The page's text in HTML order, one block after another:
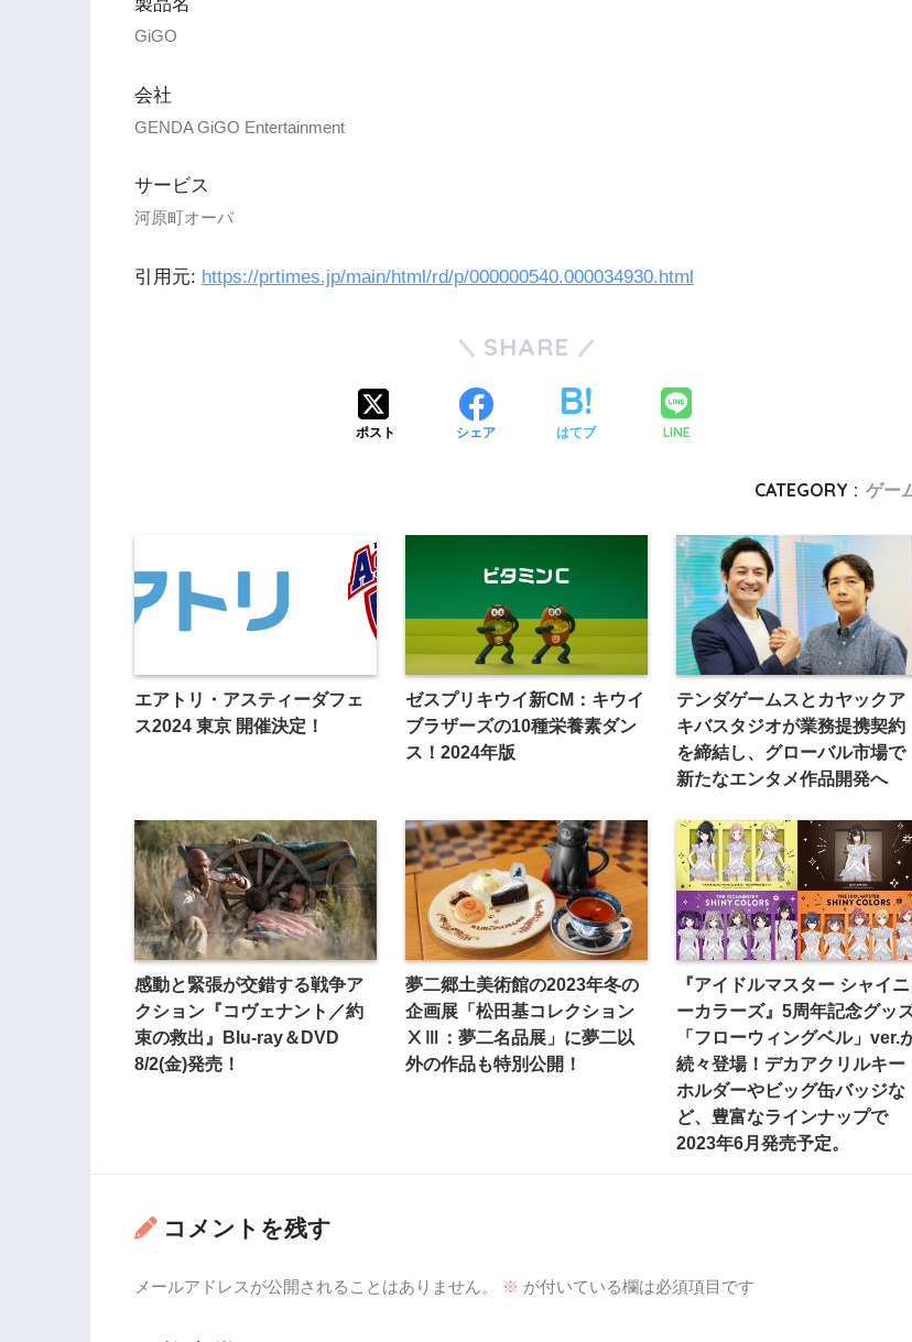
製品名
GiGO
会社
GENDA GiGO Entertainment
サービス
河原町オーパ
引用元: https://prtimes.jp/main/html/rd/p/000000540.000034930.html
SHARE
ポスト シェア はてブ LINE
CATEGORY : ゲー
エアトリ・アスティーダフェ
ス2024 東京 開催決定！
ゼスプリキウイ新CM：キウイ
ブラザーズの10種栄養素ダン
ス！2024年版
テンダゲームスとカヤックア
キバスタジオが業務提携契約
を締結し、グローバル市場で
新たなエンタメ作品開発へ
感動と緊張が交錯する戦争ア
クション『コヴェナント／約
束の救出』Blu-ray＆DVD
8/2(金)発売！
夢二郷土美術館の2023年冬の
企画展「松田基コレクション
ⅩⅢ：夢二名品展」に夢二以
外の作品も特別公開！
『アイドルマスター シャイニ
ーカラーズ』5周年記念グッ
「フローウィングベル」ver.
続々登場！デカアクリルキー
ホルダーやビッグ缶バッジな
ど、豊富なラインナップで
2023年6月発売予定。
コメントを残す
メールアドレスが公開されることはありません。 ※ が付いている欄は必須項目です